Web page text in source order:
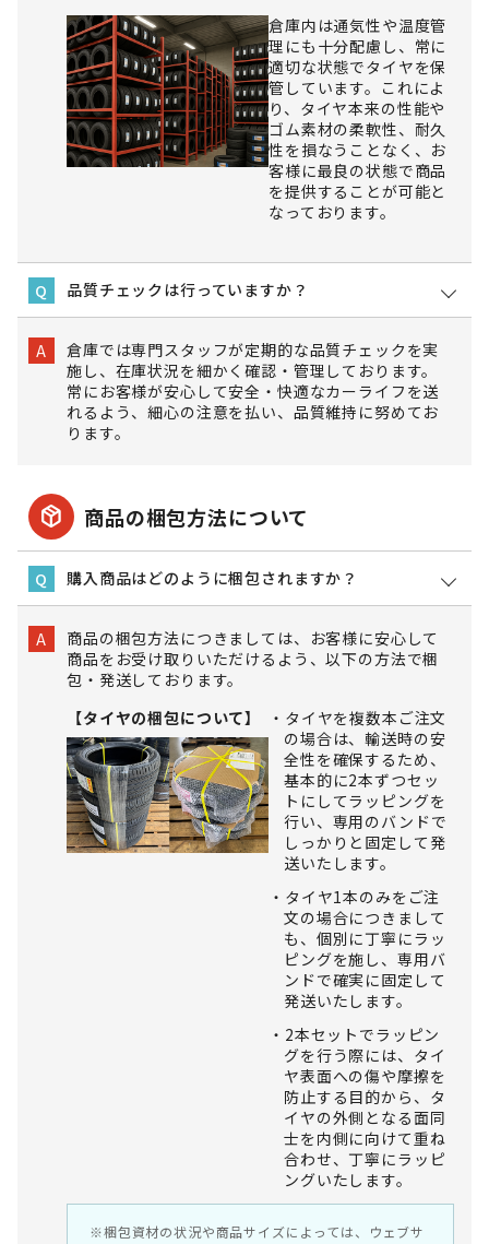
倉庫内は通気性や温度管
理にも十分配慮し、常に
適切な状態でタイヤを保
管しています。これによ
り、タイヤ本来の性能や
ゴム素材の柔軟性、耐久
性を損なうことなく、お
客様に最良の状態で商品
を提供することが可能と
なっております。
Q 品質チェックは行っていますか？
A
倉庫では専門スタッフが定期的な品質チェックを実
施し、在庫状況を細かく確認・管理しております。
常にお客様が安心して安全・快適なカーライフを送
れるよう、細心の注意を払い、品質維持に努めてお
ります。
package_2 商品の梱包方法について
Q 購入商品はどのように梱包されますか？
A
商品の梱包方法につきましては、お客様に安心して
商品をお受け取りいただけるよう、以下の方法で梱
包・発送しております。
【タイヤの梱包について】
タイヤを複数本ご注文
の場合は、輸送時の安
全性を確保するため、
基本的に2本ずつセッ
トにしてラッピングを
行い、専用のバンドで
しっかりと固定して発
送いたします。
タイヤ1本のみをご注
文の場合につきまして
も、個別に丁寧にラッ
ピングを施し、専用バ
ンドで確実に固定して
発送いたします。
2本セットでラッピン
グを行う際には、タイ
ヤ表面への傷や摩擦を
防止する目的から、タ
イヤの外側となる面同
士を内側に向けて重ね
合わせ、丁寧にラッピ
ングいたします。
※梱包資材の状況や商品サイズによっては、ウェブサ